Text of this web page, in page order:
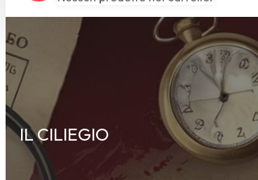
IL CILIEGIO